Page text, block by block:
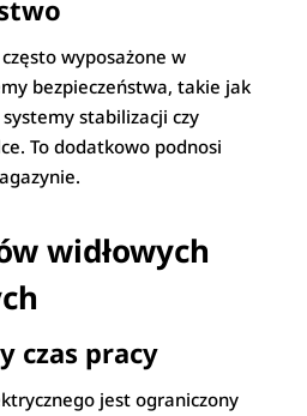
wyposażone w
bezpieczeństwa, takie jak
stabilizacji czy
To dodatkowo podnosi
widłowych
czas pracy
jest ograniczony